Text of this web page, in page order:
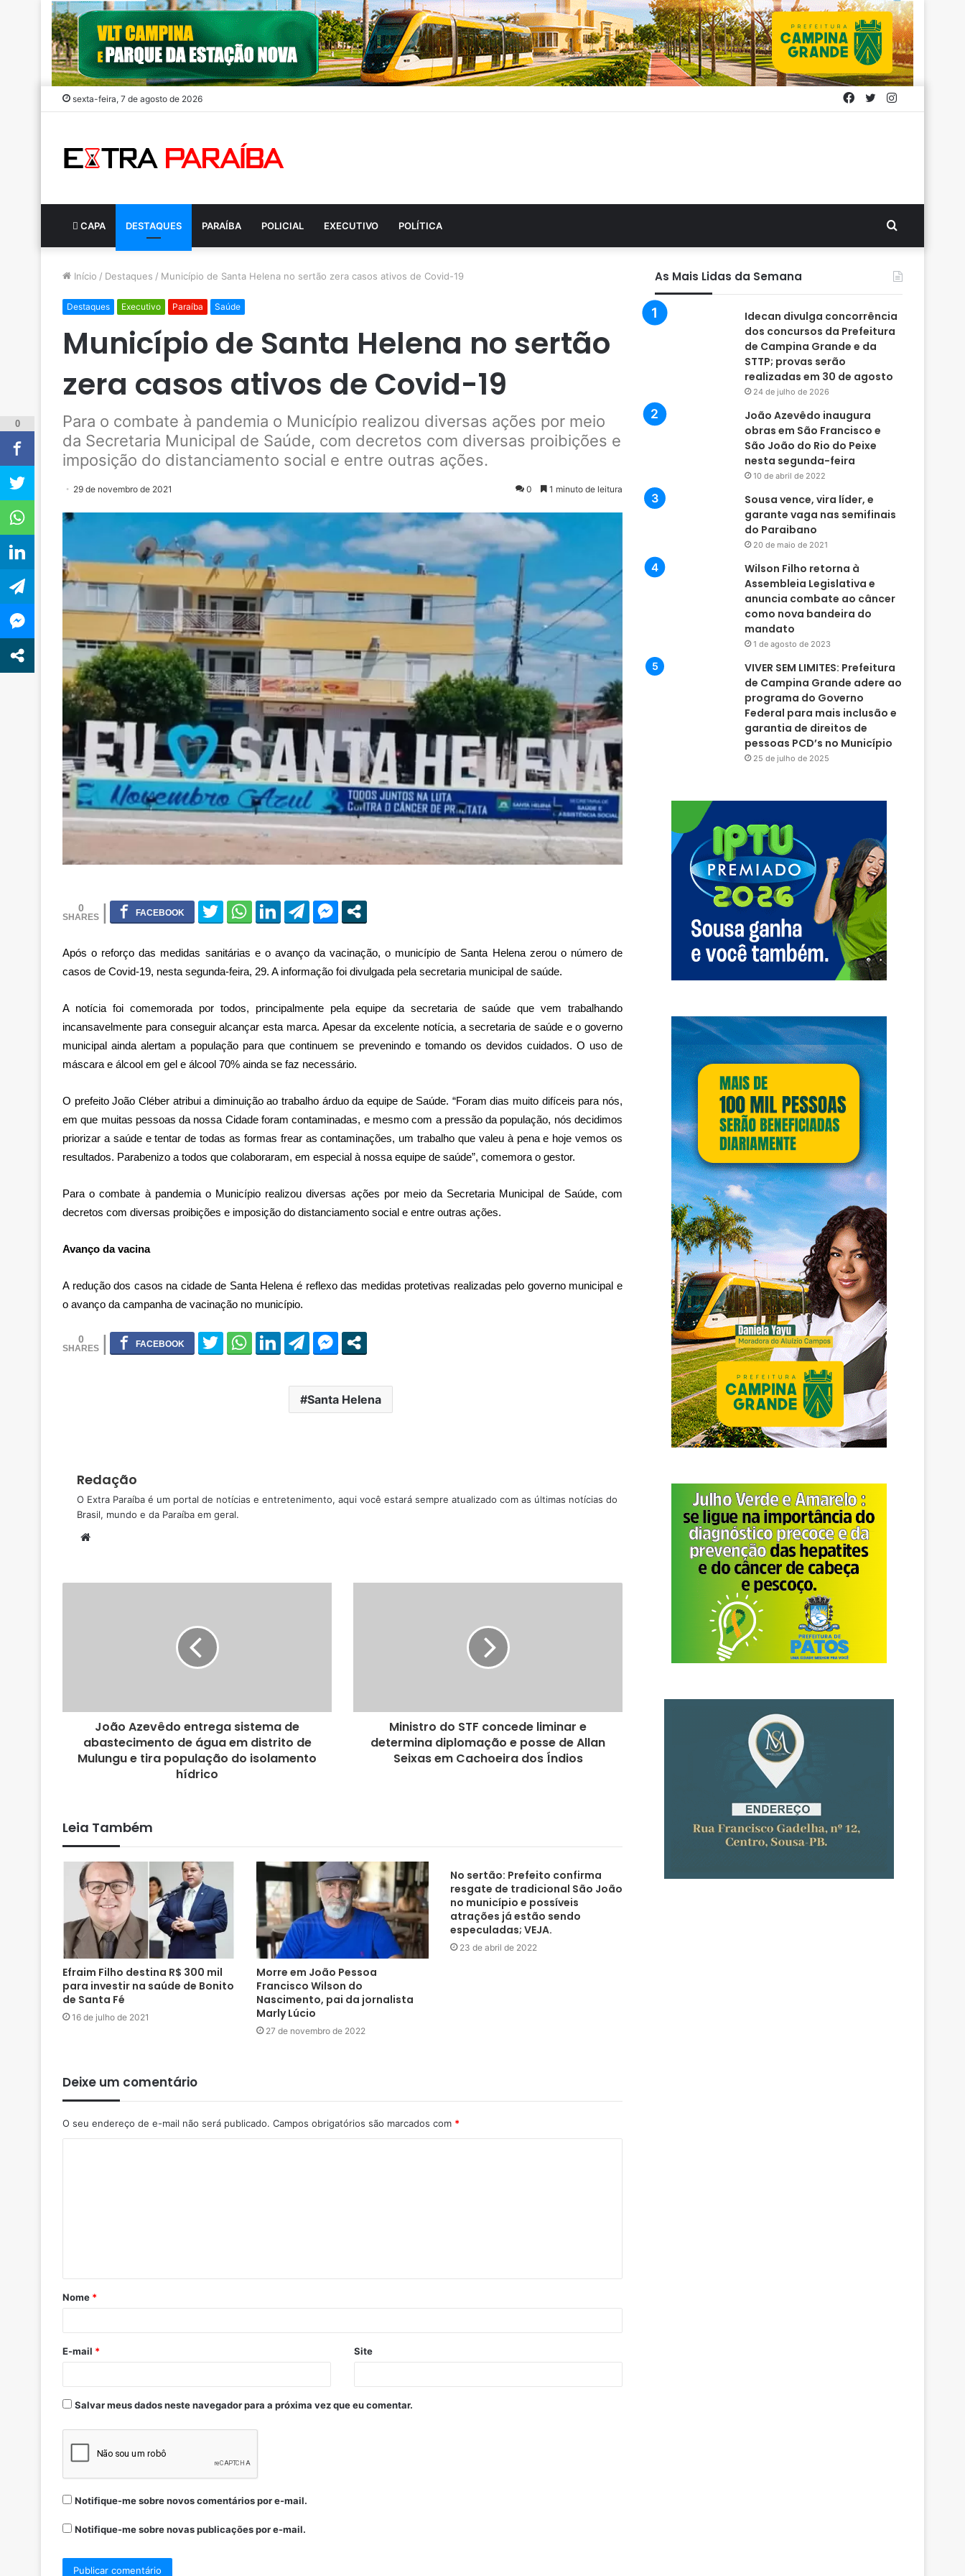
sexta-feira, 7 de agosto de 2026 Twitter
Facebook
CAPA DESTAQUES PARAÍBA POLICIAL EXECUTIVO POLÍTICA Procurar
por
Início / Destaques / Município de Santa Helena no sertão zera casos ativos de Covid-19
Destaques Executivo Paraíba Saúde
Município de Santa Helena no sertão
zera casos ativos de Covid-19
Para o combate à pandemia o Município realizou diversas ações por meio
da Secretaria Municipal de Saúde, com decretos com diversas proibições e
imposição do distanciamento social e entre outras ações.
29 de novembro de 2021 0 1 minuto de leitura
0
Após o reforço das medidas sanitárias e o avanço da vacinação, o município de Santa Helena zerou o número de
casos de Covid-19, nesta segunda-feira, 29. A informação foi divulgada pela secretaria municipal de saúde.
A notícia foi comemorada por todos, principalmente pela equipe da secretaria de saúde que vem trabalhando
incansavelmente para conseguir alcançar esta marca. Apesar da excelente notícia, a secretaria de saúde e o governo
municipal ainda alertam a população para que continuem se prevenindo e tomando os devidos cuidados. O uso de
máscara e álcool em gel e álcool 70% ainda se faz necessário.
O prefeito João Cléber atribui a diminuição ao trabalho árduo da equipe de Saúde. “Foram dias muito difíceis para nós,
em que muitas pessoas da nossa Cidade foram contaminadas, e mesmo com a pressão da população, nós decidimos
priorizar a saúde e tentar de todas as formas frear as contaminações, um trabalho que valeu à pena e hoje vemos os
resultados. Parabenizo a todos que colaboraram, em especial à nossa equipe de saúde”, comemora o gestor.
Para o combate à pandemia o Município realizou diversas ações por meio da Secretaria Municipal de Saúde, com
decretos com diversas proibições e imposição do distanciamento social e entre outras ações.
Avanço da vacina
A redução dos casos na cidade de Santa Helena é reflexo das medidas protetivas realizadas pelo governo municipal e
o avanço da campanha de vacinação no município.
0
Santa Helena
Redação
O Extra Paraíba é um portal de notícias e entretenimento, aqui você estará sempre atualizado com as últimas notícias do
Brasil, mundo e da Paraíba em geral.
João Azevêdo entrega sistema de
abastecimento de água em distrito de
Mulungu e tira população do isolamento
hídrico
Ministro do STF concede liminar e
determina diplomação e posse de Allan
Seixas em Cachoeira dos Índios
Leia Também
Efraim Filho destina R$ 300 mil
para investir na saúde de Bonito
de Santa Fé
16 de julho de 2021
Morre em João Pessoa
Francisco Wilson do
Nascimento, pai da jornalista
Marly Lúcio
27 de novembro de 2022
No sertão: Prefeito confirma
resgate de tradicional São João
no município e possíveis
atrações já estão sendo
especuladas; VEJA.
23 de abril de 2022
Deixe um comentário
O seu endereço de e-mail não será publicado. Campos obrigatórios são marcados com *
Nome *
E-mail * Site
Salvar meus dados neste navegador para a próxima vez que eu comentar.
Notifique-me sobre novos comentários por e-mail.
Notifique-me sobre novas publicações por e-mail.
As Mais Lidas da Semana
Idecan divulga concorrência
dos concursos da Prefeitura
de Campina Grande e da
STTP; provas serão
realizadas em 30 de agosto
24 de julho de 2026
João Azevêdo inaugura
obras em São Francisco e
São João do Rio do Peixe
nesta segunda-feira
10 de abril de 2022
Sousa vence, vira líder, e
garante vaga nas semifinais
do Paraibano
20 de maio de 2021
Wilson Filho retorna à
Assembleia Legislativa e
anuncia combate ao câncer
como nova bandeira do
mandato
1 de agosto de 2023
VIVER SEM LIMITES: Prefeitura
de Campina Grande adere ao
programa do Governo
Federal para mais inclusão e
garantia de direitos de
pessoas PCD’s no Município
25 de julho de 2025
0